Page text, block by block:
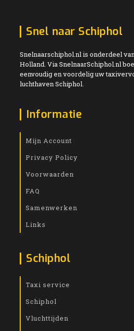
Snel naar Schiphol
Snelnaarschiphol.nl is onderdeel
Holland. Via SnelnaarSchiphol.nl
eenvoudig en voordelig uw
luchthaven Schiphol.
Informatie
Mijn Account
Privacy Policy
Voorwaarden
FAQ
Samenwerken
Links
Schiphol
Taxi service
Schiphol
Vluchttijden